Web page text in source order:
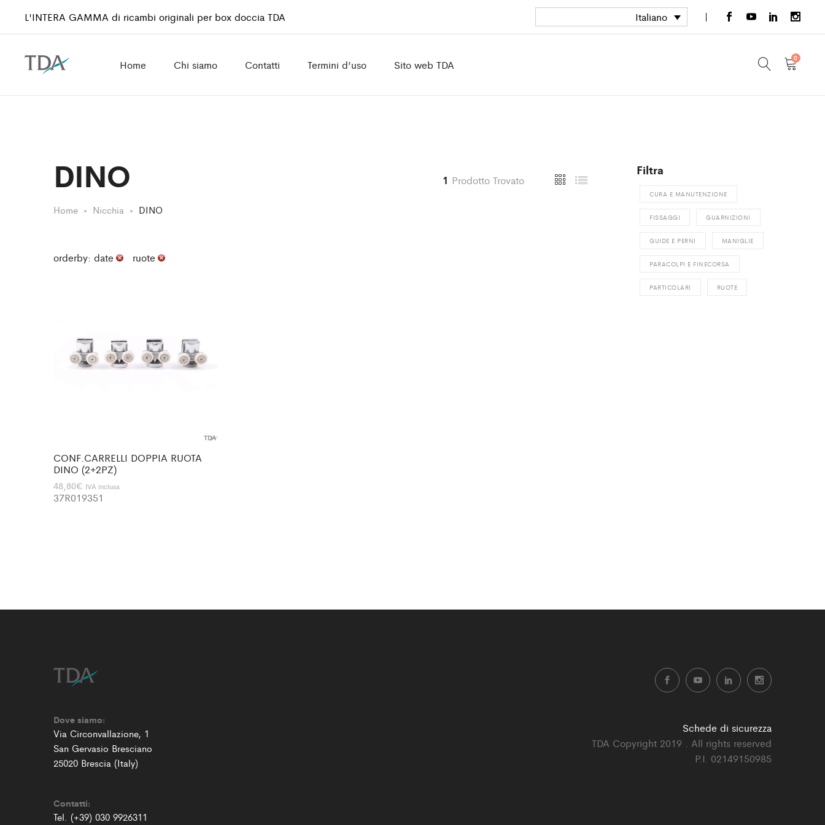
L'INTERA GAMMA di ricambi originali per box doccia TDA Italiano
Home Chi siamo Contatti Termini d’uso Sito web TDA 0
DINO
Home Nicchia DINO
1 Prodotto Trovato
orderby: date ruote
CONF.CARRELLI DOPPIA RUOTA
DINO (2+2PZ)
48,80€ IVA inclusa
37R019351
Filtra
CURA E MANUTENZIONE
FISSAGGI GUARNIZIONI
GUIDE E PERNI MANIGLIE
PARACOLPI E FINECORSA
PARTICOLARI RUOTE
Dove siamo:
Via Circonvallazione, 1
San Gervasio Bresciano
25020 Brescia (Italy)
Contatti:
Tel. (+39) 030 9926311
Schede di sicurezza
TDA Copyright 2019 . All rights reserved
P.I. 02149150985